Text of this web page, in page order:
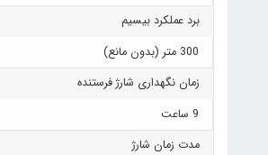
برد عملکرد بیسیم
300 متر (بدون مانع)
زمان نگهداری شارژ فرستنده
9 ساعت
مدت زمان شارژ